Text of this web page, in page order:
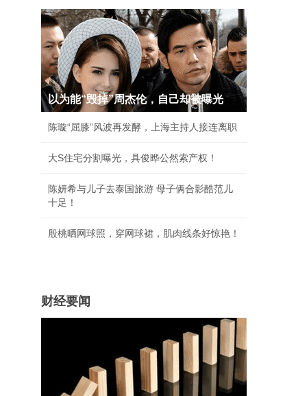
以为能“毁掉”周杰伦，自己却被曝光
陈璇“屈膝”风波再发酵，上海主持人接连离职
大S住宅分割曝光，具俊晔公然索产权！
陈妍希与儿子去泰国旅游 母子俩合影酷范儿
十足！
殷桃晒网球照，穿网球裙，肌肉线条好惊艳！
财经要闻